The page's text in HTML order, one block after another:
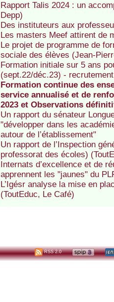
Rapport Talis 2024 : un
Depp)
Des instituteurs aux
Les masters Meef attirent de
Le projet de programme de
sociale des élèves (Jean-
Formation initiale sur 5 ans
(sept.22/déc.23) -
Formation continue des
service annualisé et de
2023 et Observations
Un rapport du sénateur
"développer dans les
autour de l’établissement"
Un rapport de l’Inspection
professorat des écoles)
Internats d’excellence et de
apprennent les "jaunes" du
L’Igésr analyse la mise en
(ToutEduc, Le Café)
RSS 2.0